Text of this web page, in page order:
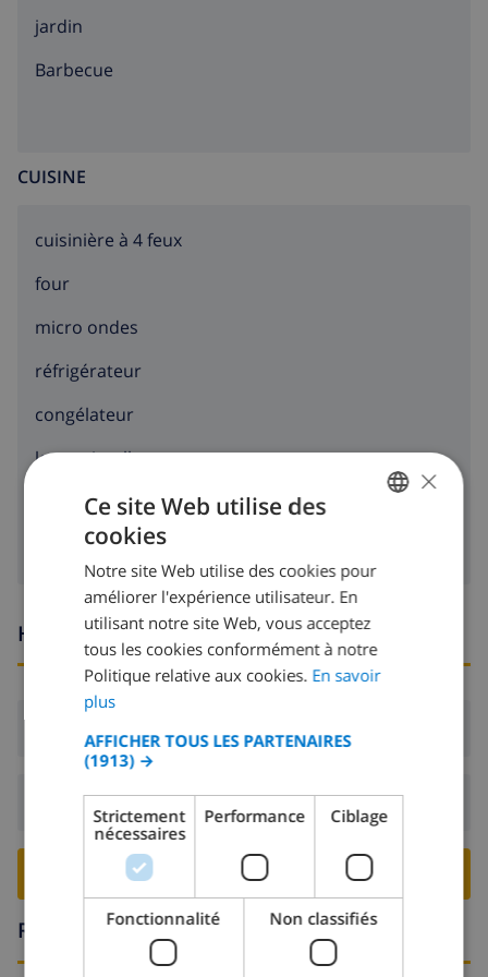
jardin
barbecue
CUISINE
cuisinière à 4 feux
four
micro ondes
réfrigérateur
congélateur
lave-vaisselle
machine à laver
Heures d'arrivée et de départ
Départ:Avant: 10:00
RESERVER CETTE VILLA ›
Région
DUTCH
SPANISH
GERMAN
DANISH
×
Ce site Web utilise des
cookies
Notre site Web utilise des cookies pour
améliorer l'expérience utilisateur. En
utilisant notre site Web, vous acceptez
tous les cookies conformément à notre
Politique relative aux cookies. En savoir
plus
AFFICHER TOUS LES PARTENAIRES
(1913) →
Strictement
nécessaires
Performance Ciblage
Fonctionnalité Non classifiés